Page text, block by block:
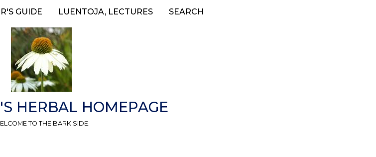
GUIDE LUENTOJA, LECTURES SEARCH
HERBAL HOMEPAGE
TO THE BARK SIDE.